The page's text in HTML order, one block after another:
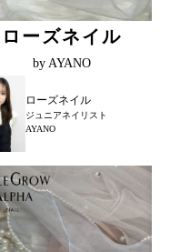
ローズネイル
by AYANO
ローズネイル
ジュニアネイリスト
AYANO